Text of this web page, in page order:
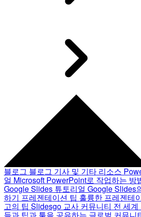
블로그 블로그 기사 및 기타 리소스
얼 Microsoft PowerPoint로 작업하는 방
Google Slides 튜토리얼 Google Slides
하기 프레젠테이션 팁 훌륭한 프레젠테
고의 팁 Slidesgo 교사 커뮤니티 전 세